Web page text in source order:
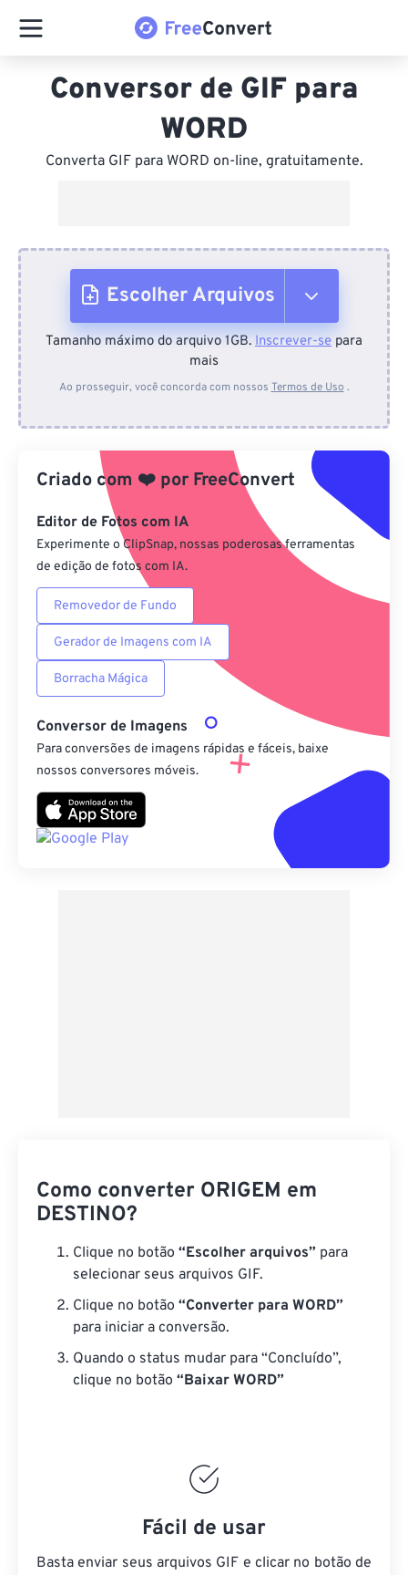
Conversor de GIF para
WORD
Converta GIF para WORD on-line, gratuitamente.
Escolher Arquivos
Do dispositivo
Do Google Drive
Do OneDrive
Da URL
Tamanho máximo do arquivo 1GB. Inscrever-se para
mais
Ao prosseguir, você concorda com nossos Termos de Uso .
Criado com ❤️ por FreeConvert
Editor de Fotos com IA
Experimente o ClipSnap, nossas poderosas ferramentas
de edição de fotos com IA.
Removedor de Fundo
Gerador de Imagens com IA
Borracha Mágica
Conversor de Imagens
Para conversões de imagens rápidas e fáceis, baixe
nossos conversores móveis.
Como converter ORIGEM em
DESTINO?
Clique no botão “Escolher arquivos” para
selecionar seus arquivos GIF.
Clique no botão “Converter para WORD”
para iniciar a conversão.
Quando o status mudar para “Concluído”,
clique no botão “Baixar WORD”
Fácil de usar
Basta enviar seus arquivos GIF e clicar no botão de